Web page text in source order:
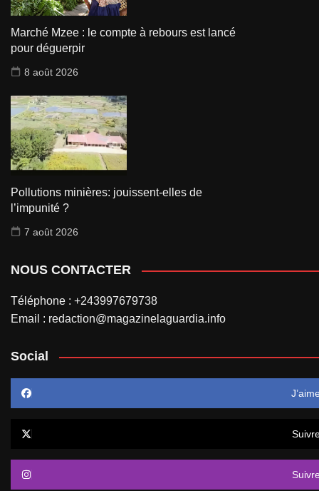
Marché Mzee : le compte à rebours est lancé
pour déguerpir
8 août 2026
Pollutions minières: jouissent-elles de
l’impunité ?
7 août 2026
NOUS CONTACTER
Téléphone : +243997679738
Email : redaction@magazinelaguardia.info
Social